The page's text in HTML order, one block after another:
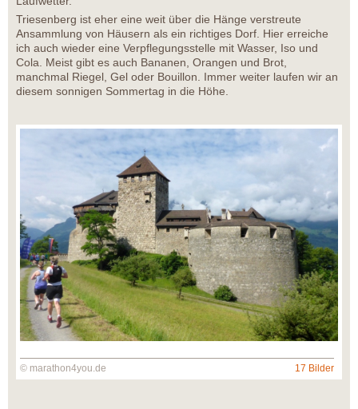
Triesenberg ist eher eine weit über die Hänge verstreute
Ansammlung von Häusern als ein richtiges Dorf. Hier erreiche
ich auch wieder eine Verpflegungsstelle mit Wasser, Iso und
Cola. Meist gibt es auch Bananen, Orangen und Brot,
manchmal Riegel, Gel oder Bouillon. Immer weiter laufen wir an
diesem sonnigen Sommertag in die Höhe.
© marathon4you.de 17 Bilder